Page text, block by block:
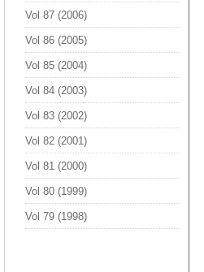
Vol 87 (2006)
Vol 86 (2005)
Vol 85 (2004)
Vol 84 (2003)
Vol 83 (2002)
Vol 82 (2001)
Vol 81 (2000)
Vol 80 (1999)
Vol 79 (1998)